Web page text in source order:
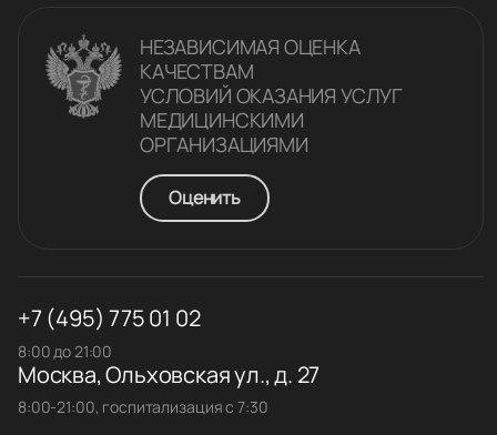
НЕЗАВИСИМАЯ ОЦЕНКА
КАЧЕСТВАM
УСЛОВИЙ ОКАЗАНИЯ УСЛУГ
МЕДИЦИНСКИМИ
ОРГАНИЗАЦИЯМИ
Оценить
+7 (495) 775 01 02
8:00 до 21:00
Москва, Ольховская ул., д. 27
8:00-21:00, госпитализация с 7:30